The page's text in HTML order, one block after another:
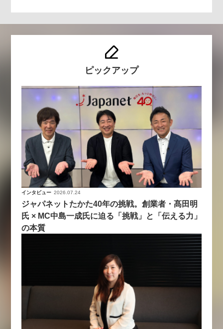
ピックアップ
インタビュー 2026.07.24
ジャパネットたかた40年の挑戦。創業者・髙田明
氏 × MC中島一成氏に迫る「挑戦」と「伝える力」
の本質